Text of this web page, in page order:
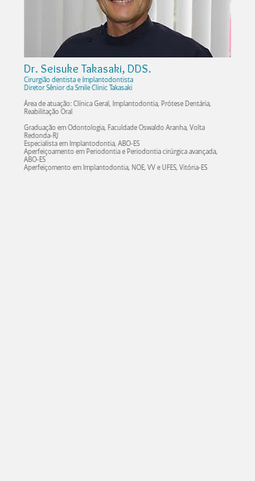
Dr. Seisuke Takasaki, DDS.
Cirurgião dentista e Implantodontista
Diretor Sênior da Smile Clinic Takasaki
Área de atuação: Clínica Geral, Implantodontia, Prótese Dentária,
Reabilitação Oral
Graduação em Odontologia, Faculdade Oswaldo Aranha, Volta
Redonda-RJ
Especialista em Implantodontia, ABO-ES
Aperfeiçoamento em Periodontia e Periodontia cirúrgica avançada,
ABO-ES
Aperfeiçomento em Implantodontia, NOE, VV e UFES, Vitória-ES